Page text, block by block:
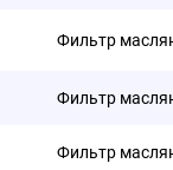
Фильтр
Фильтр
Фильтр